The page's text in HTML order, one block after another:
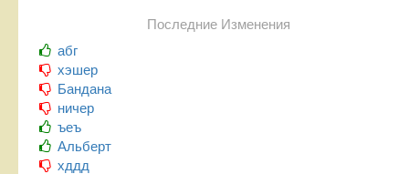
Последние Изменения
абг
хэшер
Бандана
ничер
ъеъ
Альберт
хддд